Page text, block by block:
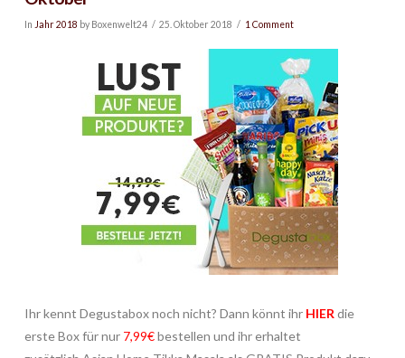
In Jahr 2018 by Boxenwelt24 25. Oktober 2018 1 Comment
Ihr kennt Degustabox noch nicht? Dann könnt ihr HIER die
erste Box für nur7,99€bestellen und ihr erhaltet